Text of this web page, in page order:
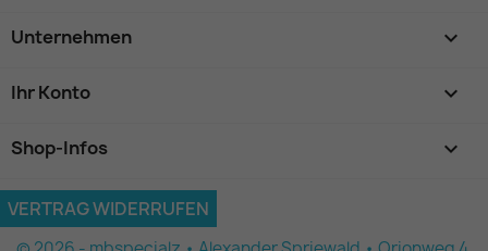
Unternehmen 
Ihr Konto 
Shop-Infos keyboard_arrow_down
VERTRAG WIDERRUFEN